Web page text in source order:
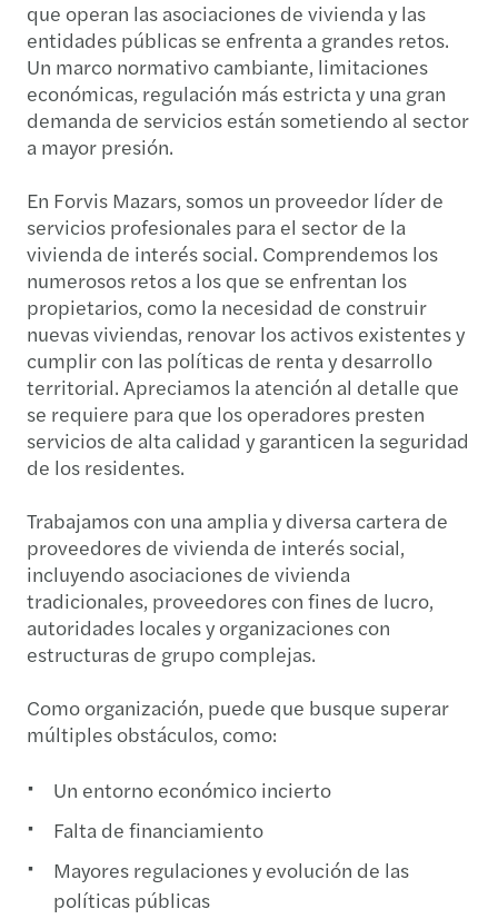
que operan las asociaciones de vivienda y las
entidades públicas se enfrenta a grandes retos.
Un marco normativo cambiante, limitaciones
económicas, regulación más estricta y una gran
demanda de servicios están sometiendo al sector
a mayor presión.
En Forvis Mazars, somos un proveedor líder de
servicios profesionales para el sector de la
vivienda de interés social. Comprendemos los
numerosos retos a los que se enfrentan los
propietarios, como la necesidad de construir
nuevas viviendas, renovar los activos existentes y
cumplir con las políticas de renta y desarrollo
territorial. Apreciamos la atención al detalle que
se requiere para que los operadores presten
servicios de alta calidad y garanticen la seguridad
de los residentes.
Trabajamos con una amplia y diversa cartera de
proveedores de vivienda de interés social,
incluyendo asociaciones de vivienda
tradicionales, proveedores con fines de lucro,
autoridades locales y organizaciones con
estructuras de grupo complejas.
Como organización, puede que busque superar
múltiples obstáculos, como:
Un entorno económico incierto
Falta de financiamiento
Mayores regulaciones y evolución de las
políticas públicas